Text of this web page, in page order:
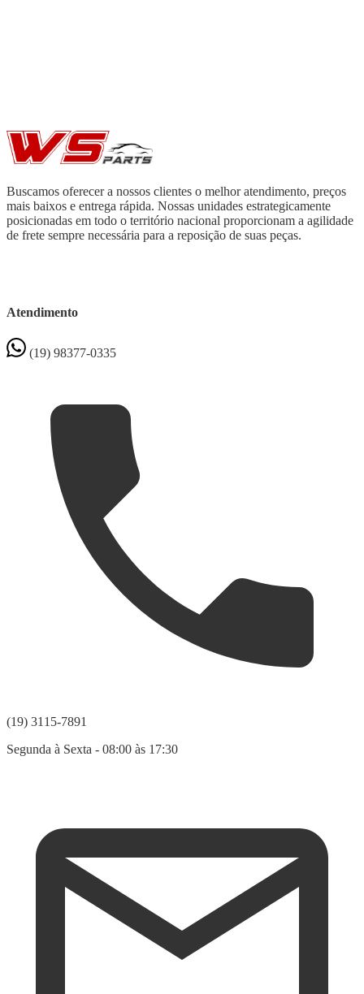
Buscamos oferecer a nossos clientes o melhor atendimento, preços
mais baixos e entrega rápida. Nossas unidades estrategicamente
posicionadas em todo o território nacional proporcionam a agilidade
de frete sempre necessária para a reposição de suas peças.
Atendimento
(19) 98377-0335
(19) 3115-7891
Segunda à Sexta - 08:00 às 17:30